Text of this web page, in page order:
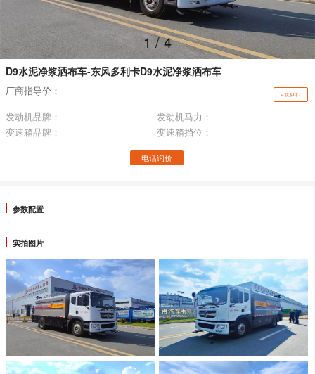
1/4
D9水泥净浆洒布车-东风多利卡D9水泥净浆洒布车
厂商指导价： + 联系QQ
发动机品牌：
发动机马力：
变速箱品牌：
变速箱挡位：
电话询价
参数配置
实拍图片